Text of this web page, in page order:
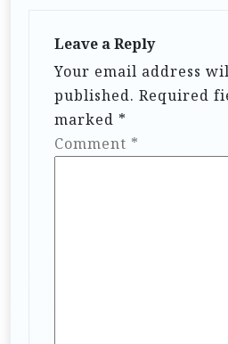
Leave a Reply
Your email address
published. Required
marked *
Comment *